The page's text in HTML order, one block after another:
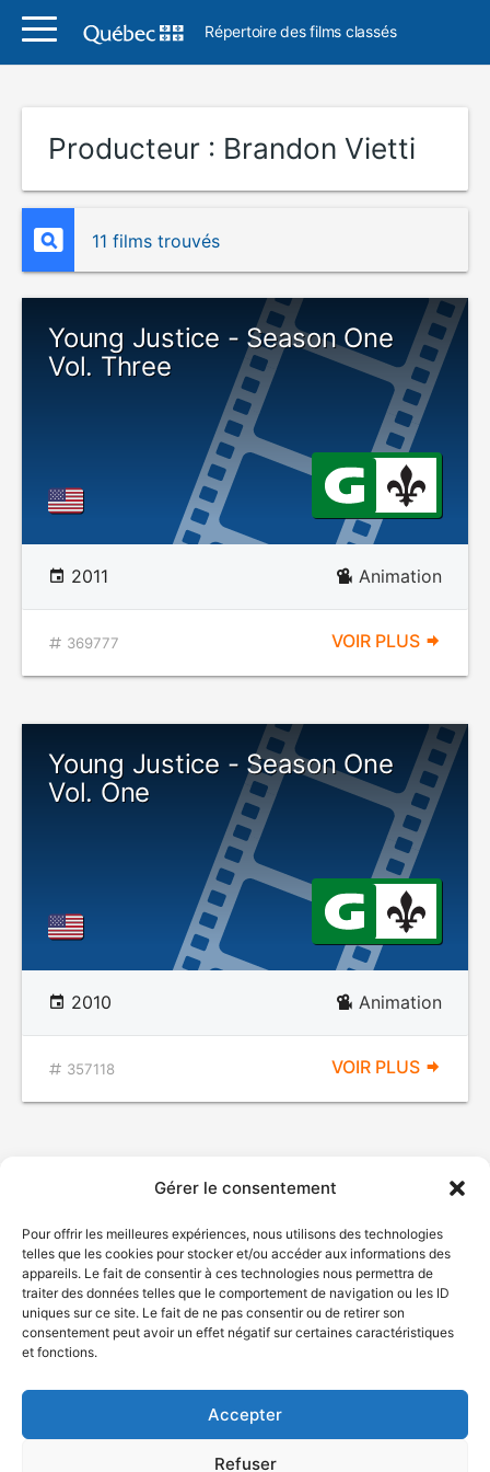
Gérer le consentement
Pour offrir les meilleures expériences, nous utilisons des technologies
telles que les cookies pour stocker et/ou accéder aux informations des
appareils. Le fait de consentir à ces technologies nous permettra de
traiter des données telles que le comportement de navigation ou les ID
uniques sur ce site. Le fait de ne pas consentir ou de retirer son
consentement peut avoir un effet négatif sur certaines caractéristiques
et fonctions.
Accepter
Refuser
Répertoire des films classés
Producteur : Brandon Vietti
11 films trouvés
Young Justice - Season One
Vol. Three
2011 Animation
369777 VOIR PLUS
Young Justice - Season One
Vol. One
2010 Animation
357118 VOIR PLUS
© Gouvernement du Québec, 2026
Plan du site
Accessibilité
Accès à l'information
Déclaration de services